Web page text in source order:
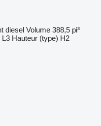
diesel Volume 388,5 pi³
L3 Hauteur (type) H2